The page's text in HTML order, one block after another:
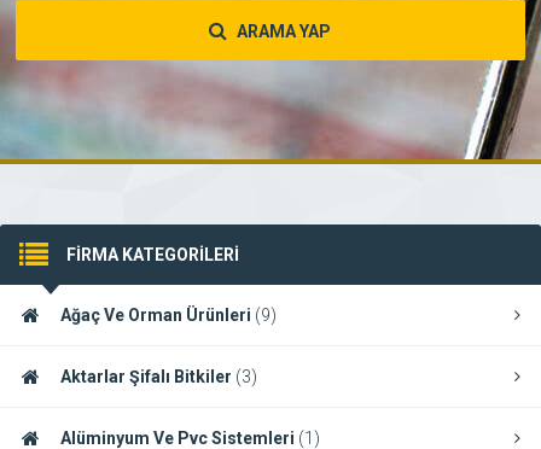
ARAMA YAP
FİRMA KATEGORİLERİ
Ağaç Ve Orman Ürünleri (9)
Aktarlar Şifalı Bitkiler (3)
Alüminyum Ve Pvc Sistemleri (1)